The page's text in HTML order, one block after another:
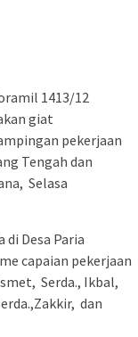
1413/12
giat
pekerjaan
Tengah dan
Selasa
Desa Paria
capaian pekerjaan
Serda., Ikbal,
dan